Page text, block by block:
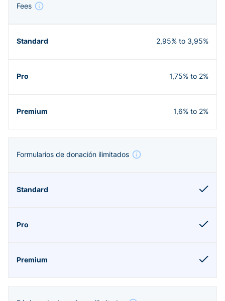
Fees
2,95% to 3,95%
1,75% to 2%
1,6% to 2%
Formularios de donación ilimitados